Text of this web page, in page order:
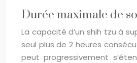
Durée maximale de
La capacité d’un shih tzu à
seul plus de 2 heures
peut progressivement